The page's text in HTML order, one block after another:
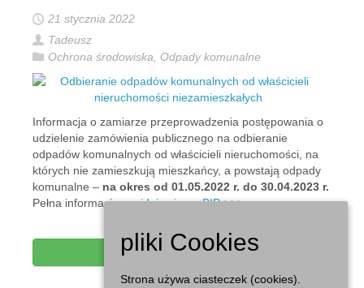
21 stycznia 2022
Tadeusz
Ochrona środowiska, Odpady komunalne
Informacja o zamiarze przeprowadzenia postępowania o
udzielenie zamówienia publicznego na odbieranie
odpadów komunalnych od właścicieli nieruchomości, na
których nie zamieszkują mieszkańcy, a powstają odpady
komunalne – na okres od 01.05.2022 r. do 30.04.2023 r.
Pełna informacjaznajduje się na BIP->>>
Czytaj dalej...
pliki Cookies
Strona używa ciasteczek (cookies).